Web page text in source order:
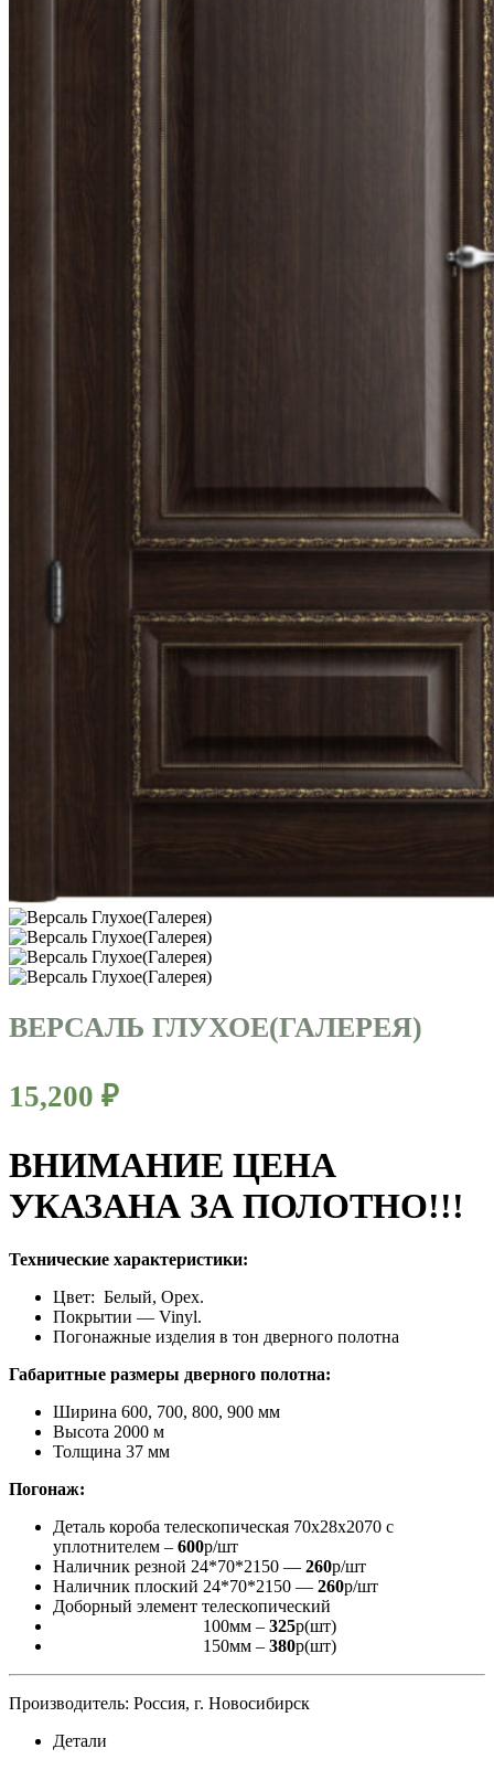
ВЕРСАЛЬ ГЛУХОЕ(ГАЛЕРЕЯ)
15,200 ₽
ВНИМАНИЕ ЦЕНА
УКАЗАНА ЗА ПОЛОТНО!!!
Технические характеристики:
Цвет: Белый, Орех.
Покрытии — Vinyl.
Погонажные изделия в тон дверного полотна
Габаритные размеры дверного полотна:
Ширина 600, 700, 800, 900 мм
Высота 2000 м
Толщина 37 мм
Погонаж:
Деталь короба телескопическая 70х28х2070 с
уплотнителем – 600р/шт
Наличник резной 24*70*2150 — 260р/шт
Наличник плоский 24*70*2150 — 260р/шт
Доборный элемент телескопический
100мм – 325р(шт)
150мм – 380р(шт)
Производитель: Россия, г. Новосибирск
Детали